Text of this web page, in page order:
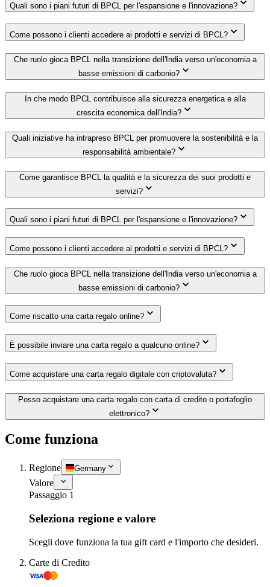
Quali sono i piani futuri di BPCL per l'espansione e l'innovazione?
Come possono i clienti accedere ai prodotti e servizi di BPCL?
Che ruolo gioca BPCL nella transizione dell'India verso un'economia a
basse emissioni di carbonio?
In che modo BPCL contribuisce alla sicurezza energetica e alla
crescita economica dell'India?
Quali iniziative ha intrapreso BPCL per promuovere la sostenibilità e la
responsabilità ambientale?
Come garantisce BPCL la qualità e la sicurezza dei suoi prodotti e
servizi?
Quali sono i piani futuri di BPCL per l'espansione e l'innovazione?
Come possono i clienti accedere ai prodotti e servizi di BPCL?
Che ruolo gioca BPCL nella transizione dell'India verso un'economia a
basse emissioni di carbonio?
Come riscatto una carta regalo online?
È possibile inviare una carta regalo a qualcuno online?
Come acquistare una carta regalo digitale con criptovaluta?
Posso acquistare una carta regalo con carta di credito o portafoglio
elettronico?
Come funziona
Regione Germany
Valore
Passaggio 1
Seleziona regione e valore
Scegli dove funziona la tua gift card e l'importo che desideri.
Carte di Credito